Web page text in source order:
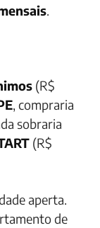
.
(R$
, compraria
sobraria
(R$
aperta.
de